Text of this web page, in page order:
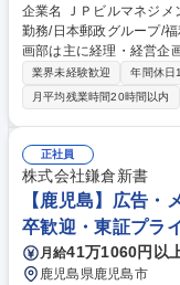
企業名 ＪＰビルマネジメント株式会社 求人名 【
勤務/日本郵政グループ/福利厚生充実/
画部は主に経理・経営企
経営企画業務を中心に下記
計画（中期経営計画を含
び管理会計業務・プロジ
年次決算業務、財務諸表
理業務■資金管理、金融
導入及び運用統括・組織
募集職種 【経営企画/決
年休125日
業界未経験歓迎 年間休日
月平均残業時間20時間以内
正社員
株式会社鎌倉新書
【鹿児島】広告・
卒歓迎・東証プラ
月給41万1060円以
鹿児島県鹿児島市